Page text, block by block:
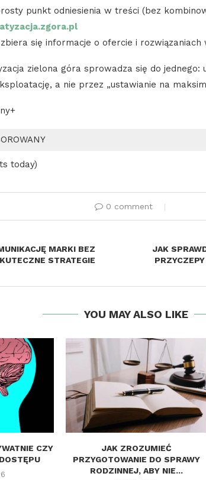
punkt odniesienia w treści (bez
się informacje o ofercie i rozwiązaniach
zielona góra sprowadza się do jednego:
a nie przez „ustawianie na
today)
0 comment
MARKI BEZ
STRATEGIE
JAK
YOU MAY ALSO LIKE
CZY
JAK ZROZUMIEĆ
PRZYGOTOWANIE DO SPRAWY
RODZINNEJ, ABY NIE...